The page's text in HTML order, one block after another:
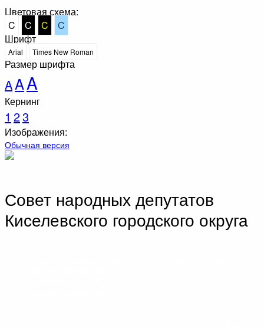
Цветовая схема:
C
C C
C
Шрифт
Arial Times New Roman
Размер шрифта
AAA
Кернинг
1 23
Изображения:
Обычная версия
Совет народных депутатов
Киселевского городского округа